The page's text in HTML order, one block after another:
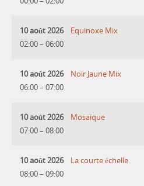
10 août 2026
02:00– 06:00
Equinoxe Mix
10 août 2026
06:00– 07:00
Noir Jaune Mix
10 août 2026
07:00– 08:00
Mosaique
10 août 2026
08:00– 09:00
La courte échelle